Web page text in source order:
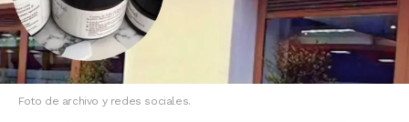
Foto de archivo y redes sociales.